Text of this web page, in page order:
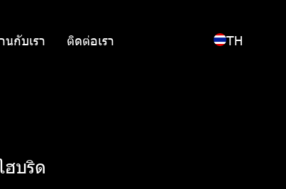
นกับเรา ติดต่อเรา TH
บริด